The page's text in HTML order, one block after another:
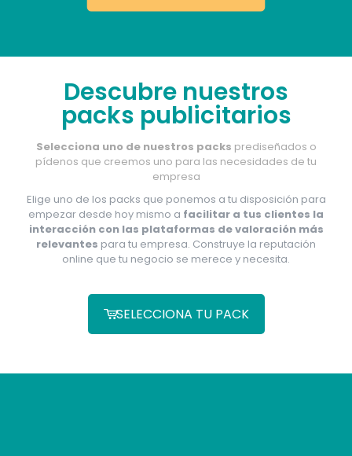
Descubre nuestros
packs publicitarios
Selecciona uno de nuestros packs prediseñados o
pídenos que creemos uno para las necesidades de tu
empresa
Elige uno de los packs que ponemos a tu disposición para
empezar desde hoy mismo a facilitar a tus clientes la
interacción con las plataformas de valoración más
relevantes para tu empresa. Construye la reputación
online que tu negocio se merece y necesita.
SELECCIONA TU PACK